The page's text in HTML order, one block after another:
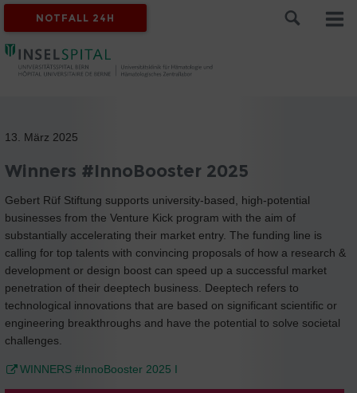
NOTFALL 24H
13. März 2025
Winners #InnoBooster 2025
Gebert Rüf Stiftung supports university-based, high-potential
businesses from the Venture Kick program with the aim of
substantially accelerating their market entry. The funding line is
calling for top talents with convincing proposals of how a research &
development or design boost can speed up a successful market
penetration of their deeptech business. Deeptech refers to
technological innovations that are based on significant scientific or
engineering breakthroughs and have the potential to solve societal
challenges.
WINNERS #InnoBooster 2025 I